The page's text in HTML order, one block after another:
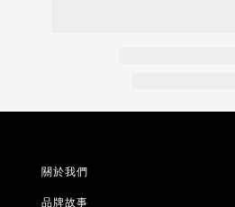
關於我們
品牌故事